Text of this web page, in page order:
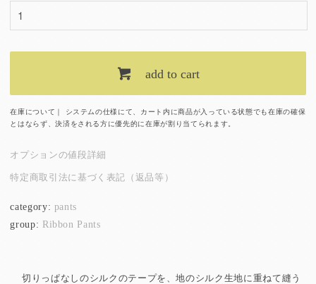
add to cart
在庫について｜ システムの仕様にて、カート内に商品が入っている状態でも在庫の確保
とはならず、決済をされる方に優先的に在庫が割り当てられます。
オプションの値段詳細
特定商取引法に基づく表記（返品等）
category: pants
group: Ribbon Pants
切りっぱなしのシルクのテープを、地のシルク生地に重ねて縫う